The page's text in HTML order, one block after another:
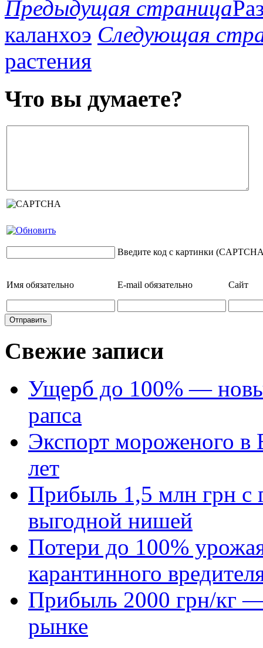
Предыдущая страница
каланхоэ Следующая
растения
Что вы думаете?
Введите код с картинки
Имя обязательно E-mail обязательно Сайт
Свежие записи
Ущерб до 100% —
рапса
Экспорт мороженого в
лет
Прибыль 1,5 млн грн с
выгодной нишей
Потери до 100%
карантинного
Прибыль 2000 грн/кг —
рынке